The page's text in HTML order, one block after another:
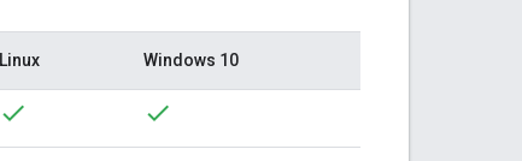
Linux Windows 10